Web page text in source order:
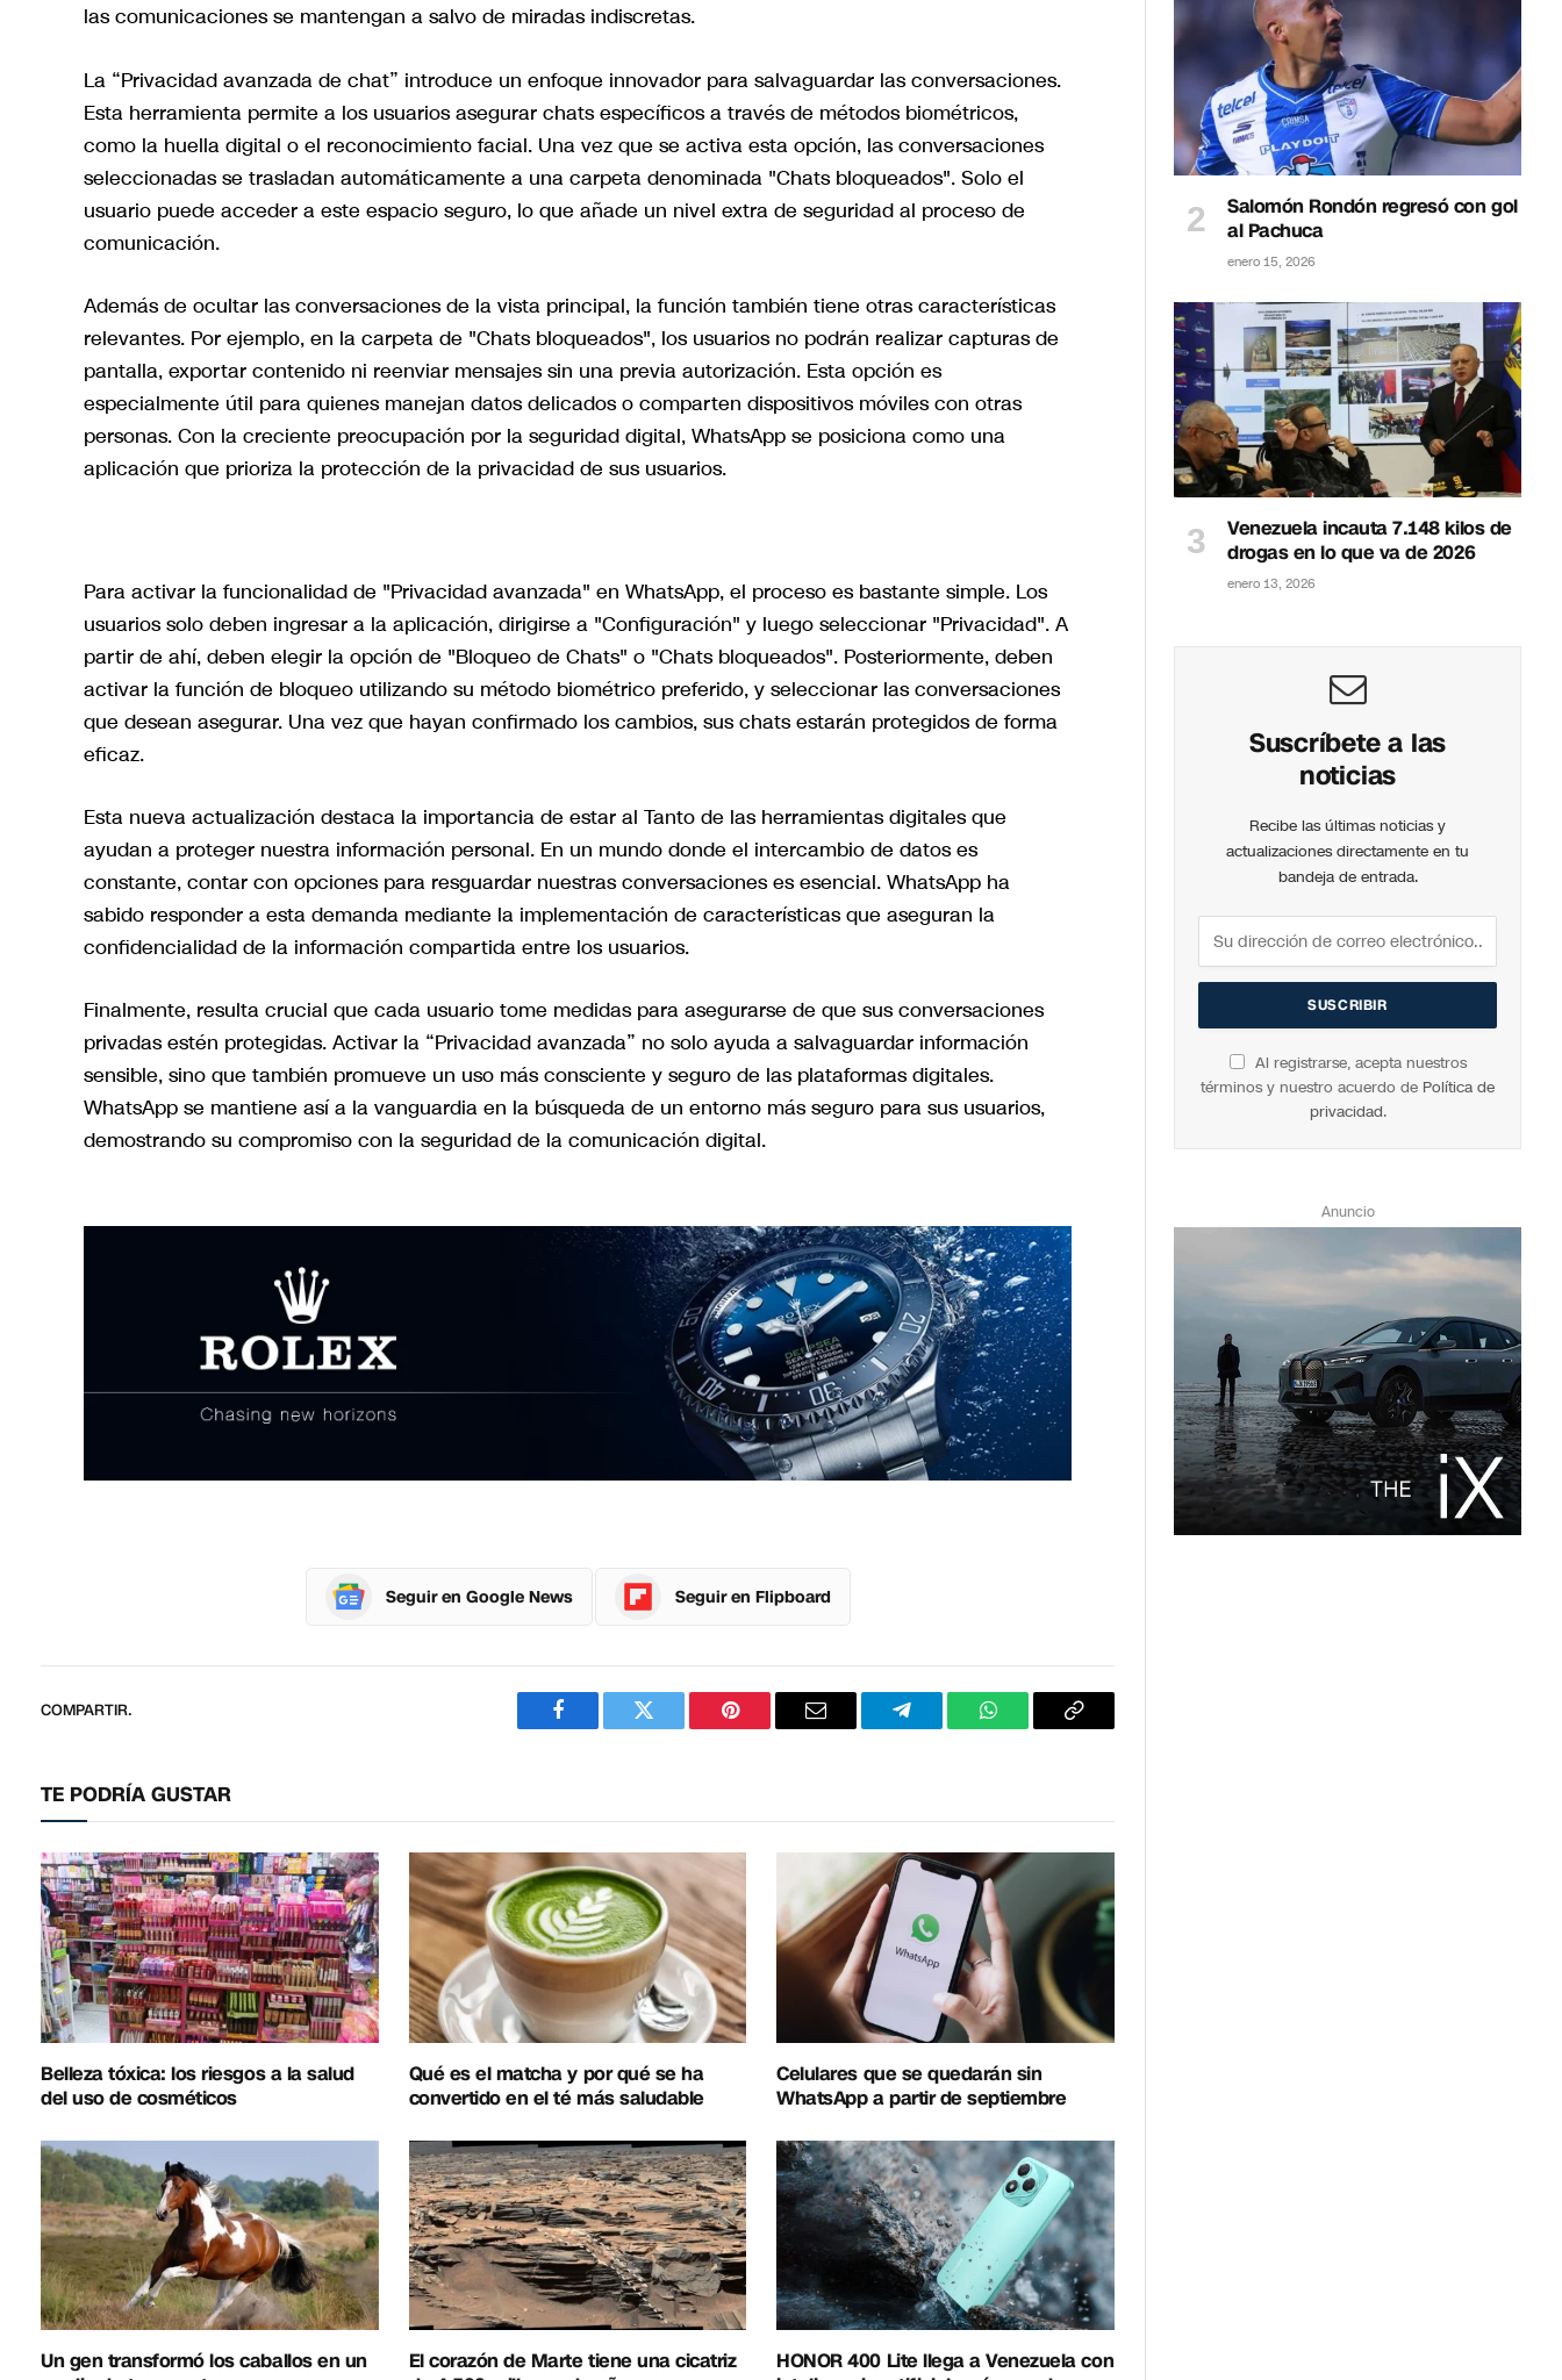
las comunicaciones se mantengan a salvo de miradas indiscretas.
La “Privacidad avanzada de chat” introduce un enfoque innovador para salvaguardar las conversaciones.
Esta herramienta permite a los usuarios asegurar chats específicos a través de métodos biométricos,
como la huella digital o el reconocimiento facial. Una vez que se activa esta opción, las conversaciones
seleccionadas se trasladan automáticamente a una carpeta denominada "Chats bloqueados". Solo el
usuario puede acceder a este espacio seguro, lo que añade un nivel extra de seguridad al proceso de
comunicación.
Además de ocultar las conversaciones de la vista principal, la función también tiene otras características
relevantes. Por ejemplo, en la carpeta de "Chats bloqueados", los usuarios no podrán realizar capturas de
pantalla, exportar contenido ni reenviar mensajes sin una previa autorización. Esta opción es
especialmente útil para quienes manejan datos delicados o comparten dispositivos móviles con otras
personas. Con la creciente preocupación por la seguridad digital, WhatsApp se posiciona como una
aplicación que prioriza la protección de la privacidad de sus usuarios.
Para activar la funcionalidad de "Privacidad avanzada" en WhatsApp, el proceso es bastante simple. Los
usuarios solo deben ingresar a la aplicación, dirigirse a "Configuración" y luego seleccionar "Privacidad". A
partir de ahí, deben elegir la opción de "Bloqueo de Chats" o "Chats bloqueados". Posteriormente, deben
activar la función de bloqueo utilizando su método biométrico preferido, y seleccionar las conversaciones
que desean asegurar. Una vez que hayan confirmado los cambios, sus chats estarán protegidos de forma
eficaz.
Esta nueva actualización destaca la importancia de estar al Tanto de las herramientas digitales que
ayudan a proteger nuestra información personal. En un mundo donde el intercambio de datos es
constante, contar con opciones para resguardar nuestras conversaciones es esencial. WhatsApp ha
sabido responder a esta demanda mediante la implementación de características que aseguran la
confidencialidad de la información compartida entre los usuarios.
Finalmente, resulta crucial que cada usuario tome medidas para asegurarse de que sus conversaciones
privadas estén protegidas. Activar la “Privacidad avanzada” no solo ayuda a salvaguardar información
sensible, sino que también promueve un uso más consciente y seguro de las plataformas digitales.
WhatsApp se mantiene así a la vanguardia en la búsqueda de un entorno más seguro para sus usuarios,
demostrando su compromiso con la seguridad de la comunicación digital.
Seguir en Google News Seguir en Flipboard
COMPARTIR.
FacebookTwitter PinterestCorreo
TelegramWhatsAppCopiar
TE PODRÍA GUSTAR
Belleza tóxica: los riesgos a la salud
del uso de cosméticos
Qué es el matcha y por qué se ha
convertido en el té más saludable
Celulares que se quedarán sin
WhatsApp a partir de septiembre
Un gen transformó los caballos en un
El corazón de Marte tiene una cicatriz
HONOR 400 Lite llega a Venezuela con
Salomón Rondón regresó con gol
al Pachuca
enero 15, 2026
Venezuela incauta 7.148 kilos de
drogas en lo que va de 2026
enero 13, 2026
Suscríbete a las
noticias
Recibe las últimas noticias y
actualizaciones directamente en tu
bandeja de entrada.
Al registrarse, acepta nuestros
términos y nuestro acuerdo de Política de
privacidad.
Anuncio